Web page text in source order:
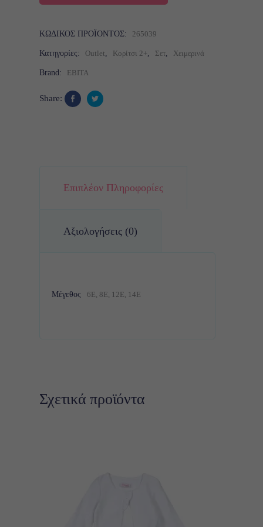
ΚΩΔΙΚΌΣ ΠΡΟΪΌΝΤΟΣ: 265039
Κατηγορίες: Outlet, Κορίτσι 2+, Σετ, Χειμερινά
Brand: EBITA
Share:
Επιπλέον Πληροφορίες
Αξιολογήσεις (0)
Μέγεθος 6Ε, 8Ε, 12E, 14E
Σχετικά προϊόντα